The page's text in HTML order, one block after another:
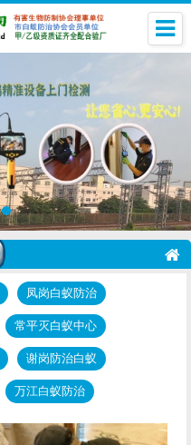
凤岗白蚁防治
常平灭白蚁中心
谢岗防治白蚁
万江白蚁防治